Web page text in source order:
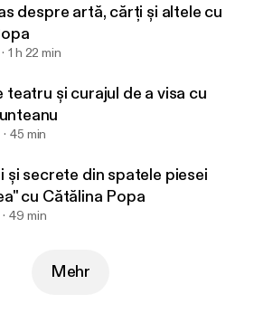
despre artă, cărți și altele cu
1 h 22 min
teatru și curajul de a visa cu
45 min
și secrete din spatele piesei
cu Cătălina Popa
49 min
Mehr